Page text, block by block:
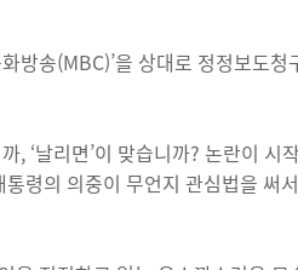
방송(MBC)’을 상대로 정정보도
, ‘날리면’이 맞습니까? 논란이 시
령의 의중이 무언지 관심법을 써